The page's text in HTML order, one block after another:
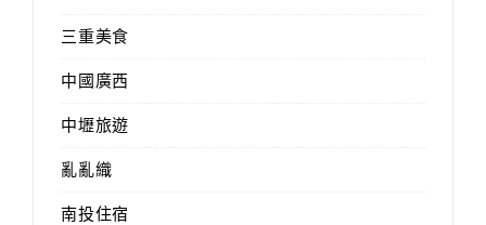
三重美食
中國廣西
中壢旅遊
亂亂織
南投住宿